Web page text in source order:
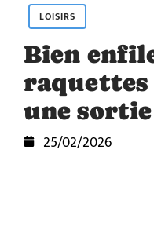
LOISIRS
Bien
raquettes
une
25/02/2026